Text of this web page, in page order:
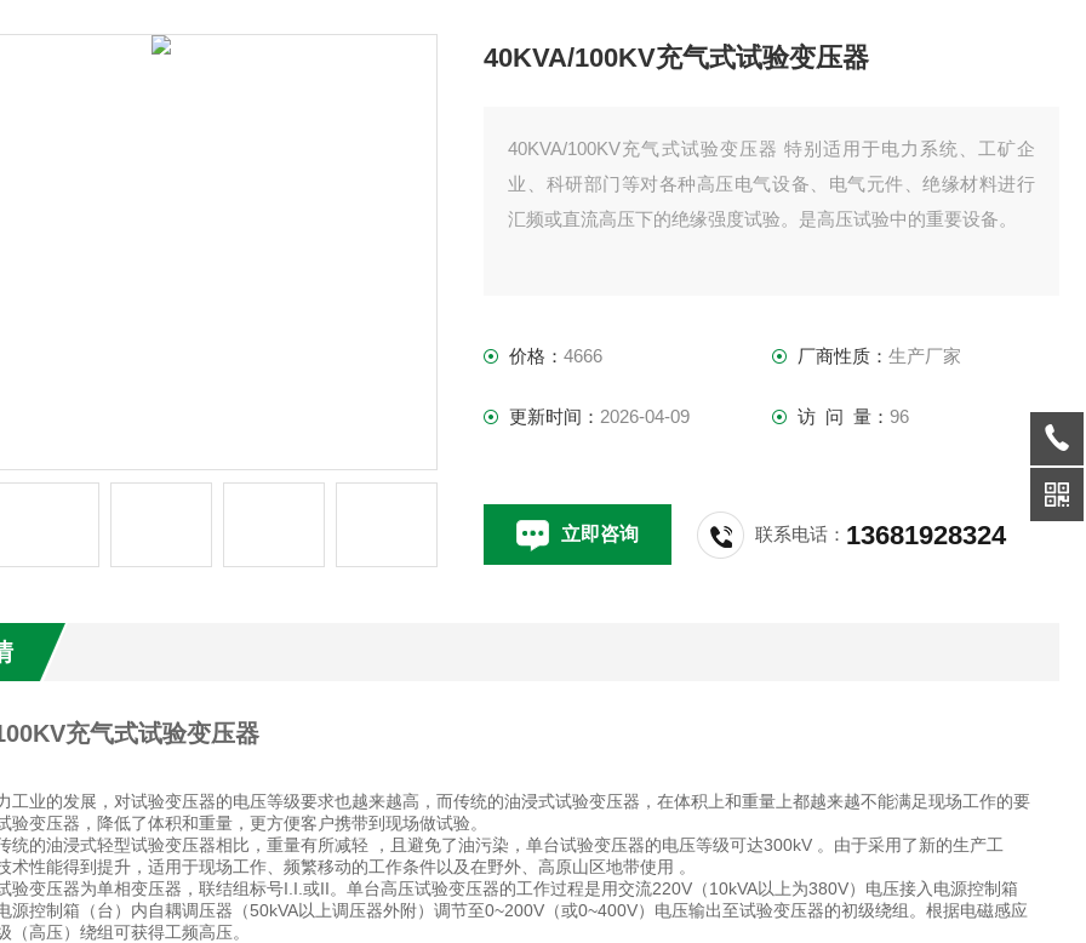
40KVA/100KV充气式试验变压器
40KVA/100KV充气式试验变压器 特别适用于电力系统、工矿企
业、科研部门等对各种高压电气设备、电气元件、绝缘材料进行
汇频或直流高压下的绝缘强度试验。是高压试验中的重要设备。
价格：4666 厂商性质： 生产厂家
更新时间： 2026-04-09 访 问 量： 96
立即咨询 联系电话： 13681928324
充气式试验变压器
工业的发展，对试验变压器的电压等级要求也越来越高，而传统的油浸式试验变压器，在体积上和重量上都越来越不能满足现场工作的要
验变压器，降低了体积和重量，更方便客户携带到现场做试验。
统的油浸式轻型试验变压器相比，重量有所减轻 ，且避免了油污染，单台试验变压器的电压等级可达300kV 。由于采用了新的生产工
术性能得到提升，适用于现场工作、频繁移动的工作条件以及在野外、高原山区地带使用 。
验变压器为单相变压器，联结组标号I.I.或II。单台高压试验变压器的工作过程是用交流220V（10kVA以上为380V）电压接入电源控制箱
源控制箱（台）内自耦调压器（50kVA以上调压器外附）调节至0~200V（或0~400V）电压输出至试验变压器的初级绕组。根据电磁感应
（高压）绕组可获得工频高压。